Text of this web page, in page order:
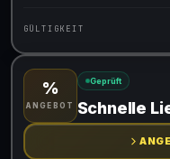
GÜLTIGKEIT
Gültig für teilnehmende
%
ANGEBOT
Geprüft
Schnelle